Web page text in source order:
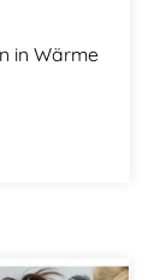
in Wärme